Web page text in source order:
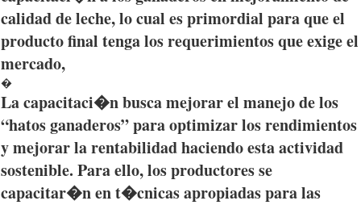
calidaddeleche, locual esprimordial paraqueel
productofinal tengalosrequerimientosqueexigeel
mercado,
�
Lacapacitaci�nbuscamejorarel manejode los
“hatosganaderos”paraoptimizarlosrendimientos
ymejorarlarentabilidadhaciendoestaactividad
sostenible. Paraello, losproductoresse
capacitar�nent�cnicasapropiadasparalas